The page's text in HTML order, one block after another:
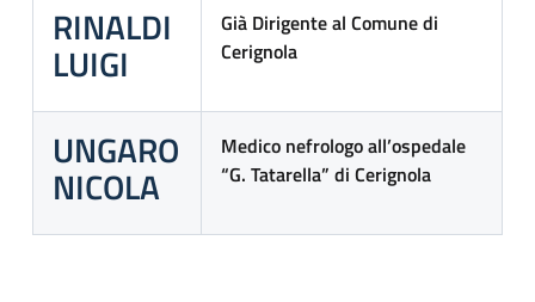
RINALDI
LUIGI
Già Dirigente al Comune di
Cerignola
UNGARO
NICOLA
Medico nefrologo all’ospedale
“G. Tatarella” di Cerignola